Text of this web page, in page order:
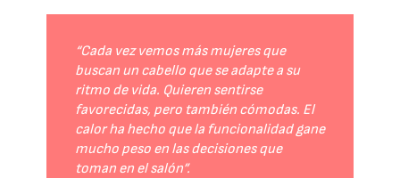
“Cada vez vemos más mujeres que
buscan un cabello que se adapte a su
ritmo de vida. Quieren sentirse
favorecidas, pero también cómodas. El
calor ha hecho que la funcionalidad gane
mucho peso en las decisiones que
toman en el salón”.